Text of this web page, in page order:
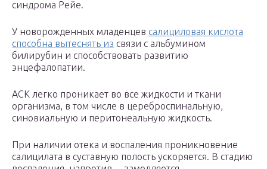
синдрома Рейе.
У новорожденных младенцев салициловая кислота
способна вытеснять из связи с альбумином
билирубин и способствовать развитию
энцефалопатии.
АСК легко проникает во все жидкости и ткани
организма, в том числе в цереброспинальную,
синовиальную и перитонеальную жидкость.
При наличии отека и воспаления проникновение
салицилата в суставную полость ускоряется. В стадию